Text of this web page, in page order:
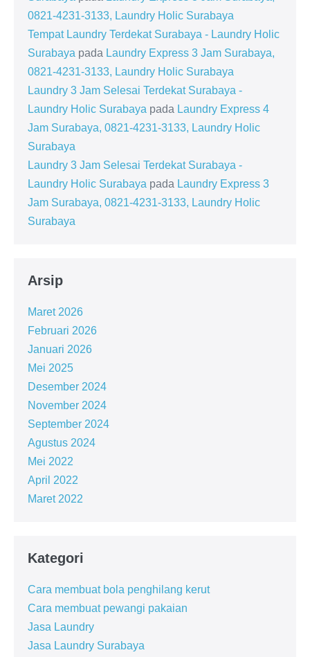
0821-4231-3133, Laundry Holic Surabaya
Tempat Laundry Terdekat Surabaya - Laundry Holic
Surabaya pada Laundry Express 3 Jam Surabaya,
0821-4231-3133, Laundry Holic Surabaya
Laundry 3 Jam Selesai Terdekat Surabaya -
Laundry Holic Surabaya pada Laundry Express 4
Jam Surabaya, 0821-4231-3133, Laundry Holic
Surabaya
Laundry 3 Jam Selesai Terdekat Surabaya -
Laundry Holic Surabaya pada Laundry Express 3
Jam Surabaya, 0821-4231-3133, Laundry Holic
Surabaya
Arsip
Maret 2026
Februari 2026
Januari 2026
Mei 2025
Desember 2024
November 2024
September 2024
Agustus 2024
Mei 2022
April 2022
Maret 2022
Kategori
Cara membuat bola penghilang kerut
Cara membuat pewangi pakaian
Jasa Laundry
Jasa Laundry Surabaya